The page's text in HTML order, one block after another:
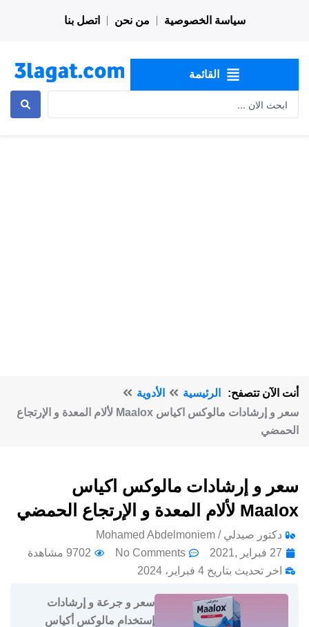
سياسة الخصوصية من نحن اتصل بنا
القائمة
أنت الآن تتصفح: الرئيسية
الأدوية
سعر و إرشادات مالوكس اكياس Maalox لألام المعدة و الإرتجاع
الحمضي
سعر و إرشادات مالوكس اكياس
Maalox لألام المعدة و الإرتجاع الحمضي
دكتور صيدلي / Mohamed Abdelmoniem
27 فبراير ,2021
No Comments
9702 مشاهدة
اخر تحديث بتاريخ 4 فبراير، 2024
سعر و جرعة و إرشادات
إستخدام مالوكس أكياس